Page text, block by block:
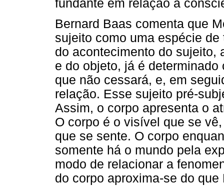
fundante em relação à
Bernard Baas comenta que
sujeito como uma espécie
do acontecimento do sujeito,
e do objeto, já é
que não cessará, e, em
relação. Esse sujeito pré-
Assim, o corpo apresenta o
O corpo é o visível que se
que se sente. O corpo
somente há o mundo pela
modo de relacionar a
do corpo aproxima-se do